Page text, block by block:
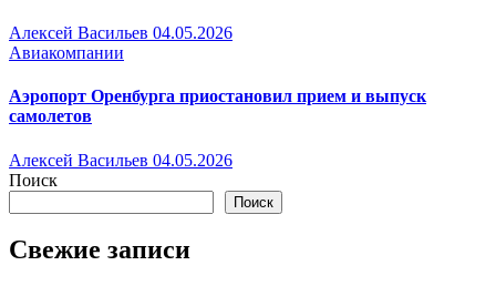
Алексей Васильев 04.05.2026
Авиакомпании
Аэропорт Оренбурга приостановил прием и выпуск
самолетов
Алексей Васильев 04.05.2026
Поиск
Поиск
Свежие записи